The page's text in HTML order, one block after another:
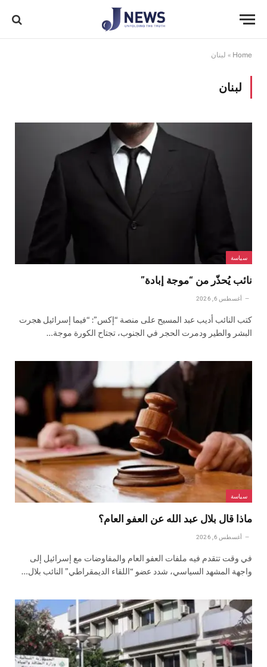
Home
» لبنان
لبنان
سياسة
نائب يُحذّر من “موجة إبادة”
أغسطس 6, 2026
كتب النائب أديب عبد المسيح على منصة “إكس”: “فيما إسرائيل هجرت
البشر والطير ودمرت الحجر في الجنوب، تجتاح الكورة موجة…
سياسة
ماذا قال بلال عبد الله عن العفو العام؟
أغسطس 6, 2026
في وقت تتقدم فيه ملفات العفو العام والمفاوضات مع إسرائيل إلى
واجهة المشهد السياسي، شدد عضو “اللقاء الديمقراطي” النائب بلال…